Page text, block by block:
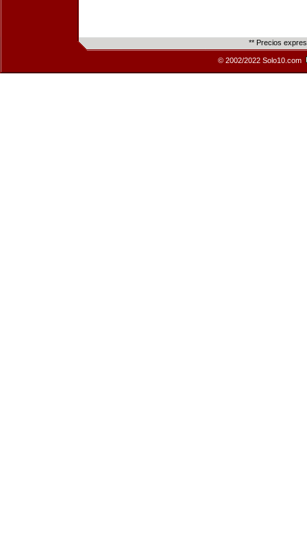
** Precios
© 2002/2022 Solo10.com